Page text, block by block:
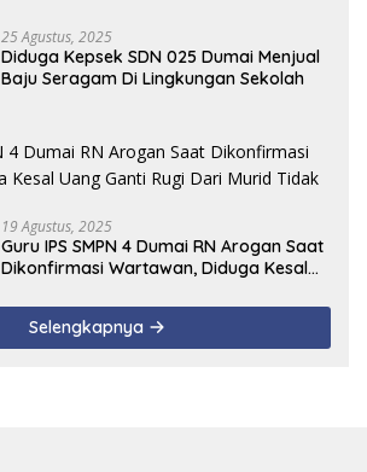
25 Agustus, 2025
Diduga Kepsek SDN 025 Dumai Menjual
Baju Seragam Di Lingkungan Sekolah
19 Agustus, 2025
Guru IPS SMPN 4 Dumai RN Arogan Saat
Dikonfirmasi Wartawan, Diduga Kesal
Terealisasi
Selengkapnya